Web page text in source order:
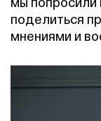
поделиться
мнениями и